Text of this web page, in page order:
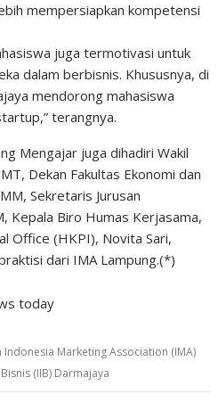
mempersiapkan kompetensi
juga termotivasi untuk
dalam berbisnis. Khususnya, di
mendorong mahasiswa
terangnya.
Mengajar juga dihadiri Wakil
Dekan Fakultas Ekonomi dan
Sekretaris Jurusan
Kepala Biro Humas Kerjasama,
Office (HKPI), Novita Sari,
dari IMA Lampung.(*)
today
Indonesia Marketing Association (IMA)
(IIB) Darmajaya